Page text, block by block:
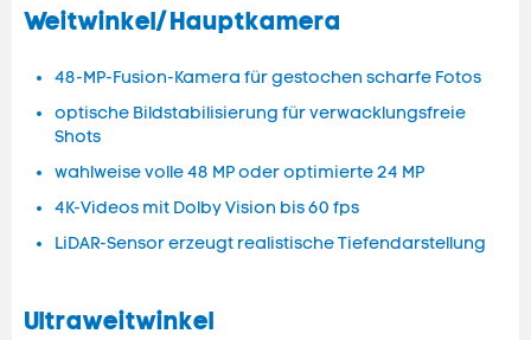
Weitwinkel/Hauptkamera
48-MP-Fusion-Kamera für gestochen scharfe Fotos
optische Bildstabilisierung für verwacklungsfreie
Shots
wahlweise volle 48 MP oder optimierte 24 MP
4K-Videos mit Dolby Vision bis 60 fps
LiDAR-Sensor erzeugt realistische Tiefendarstellung
Ultraweitwinkel